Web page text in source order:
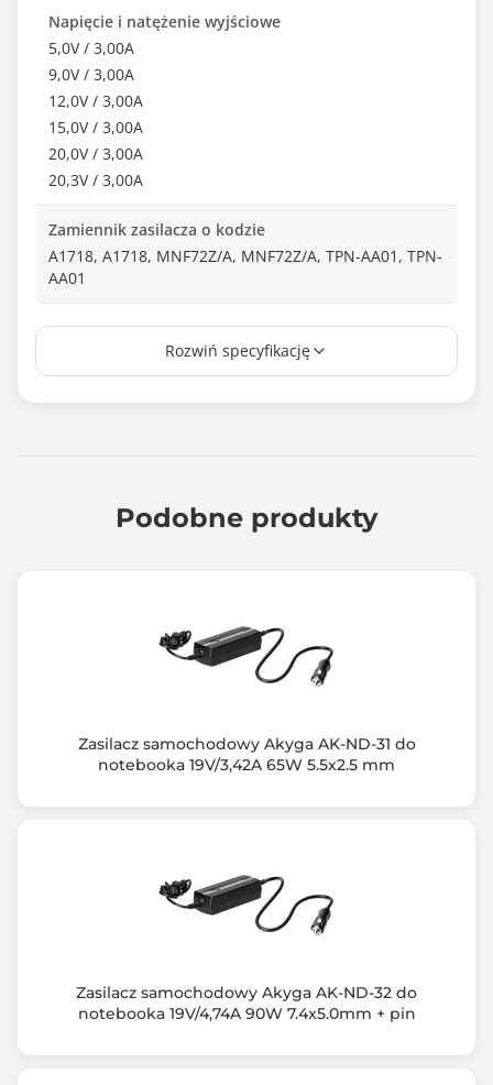
Napięcie i natężenie wyjściowe
5,0V / 3,00A
9,0V / 3,00A
12,0V / 3,00A
15,0V / 3,00A
20,0V / 3,00A
20,3V / 3,00A
Zamiennik zasilacza o kodzie
A1718, A1718, MNF72Z/A, MNF72Z/A, TPN-AA01, TPN-
AA01
Wtyk
Długość kabla (m)
Gwarancja: *dodatkowe 6 miesięcy po darmowej
rejestracji produktu
Zabezpieczenie przed przepięciem, przegrzaniem,
gwarancyjna
Gwarancja producenta [mies.]
Rozwiń specyfikację
Podobne produkty
Zasilacz samochodowy Akyga AK-ND-31 do
notebooka 19V/3,42A 65W 5.5x2.5 mm
Zasilacz samochodowy Akyga AK-ND-32 do
notebooka 19V/4,74A 90W 7.4x5.0mm + pin